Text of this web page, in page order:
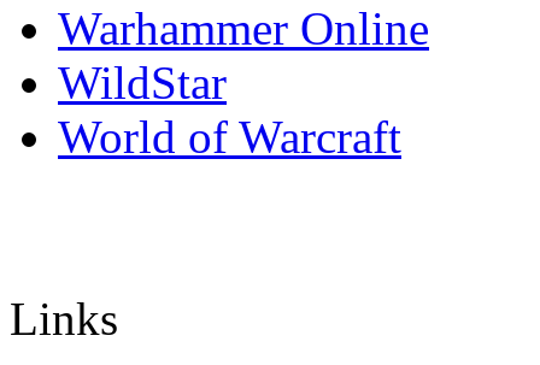
Warhammer Online
WildStar
World of Warcraft
Links